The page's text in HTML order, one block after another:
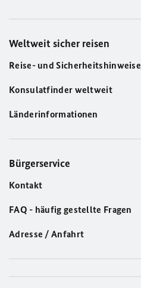
Weltweit sicher reisen
Reise- und Sicherheitshinweise
Konsulatfinder weltweit
Länderinformationen
Bürgerservice
Kontakt
FAQ - häufig gestellte Fragen
Adresse / Anfahrt